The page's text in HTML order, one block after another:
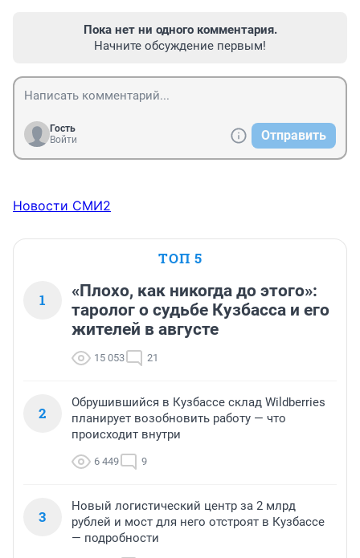
Пока нет ни одного комментария.
Начните обсуждение первым!
Гость
Войти
Отправить
Новости СМИ2
ТОП 5
1
«Плохо, как никогда до этого»:
таролог о судьбе Кузбасса и его
жителей в августе
15 053 21
2
Обрушившийся в Кузбассе склад Wildberries
планирует возобновить работу — что
происходит внутри
6 449 9
3
Новый логистический центр за 2 млрд
рублей и мост для него отстроят в Кузбассе
— подробности